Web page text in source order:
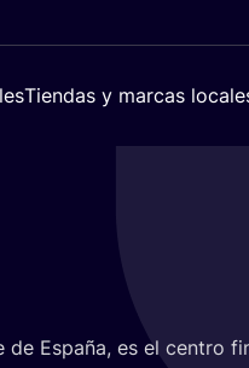
Tiendas y marcas
Espa­ña, es el cen­tro